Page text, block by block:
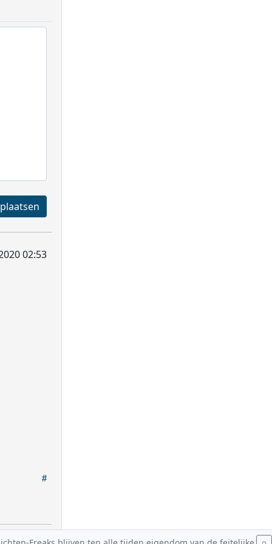
Registreren en plaatsen
02:53